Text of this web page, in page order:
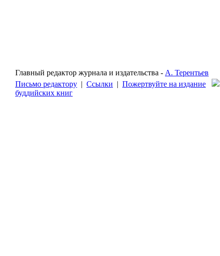
Главный редактор журнала и издательства - А. Терентьев
Письмо редактору | Ссылки | Пожертвуйте на издание
буддийских книг